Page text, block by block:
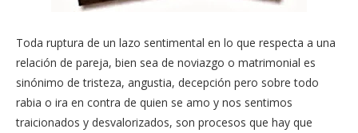
Toda ruptura de un lazo sentimental en lo que respecta a una
relación de pareja, bien sea de noviazgo o matrimonial es
sinónimo de tristeza, angustia, decepción pero sobre todo
rabia o ira en contra de quien se amo y nos sentimos
traicionados y desvalorizados, son procesos que hay que